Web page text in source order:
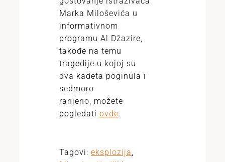
Marka Miloševića u
informativnom
programu Al Džazire,
takođe na temu
tragedije u kojoj su
dva kadeta poginula i
sedmoro
ranjeno, možete
pogledati ovde.
Tagovi: eksplozija